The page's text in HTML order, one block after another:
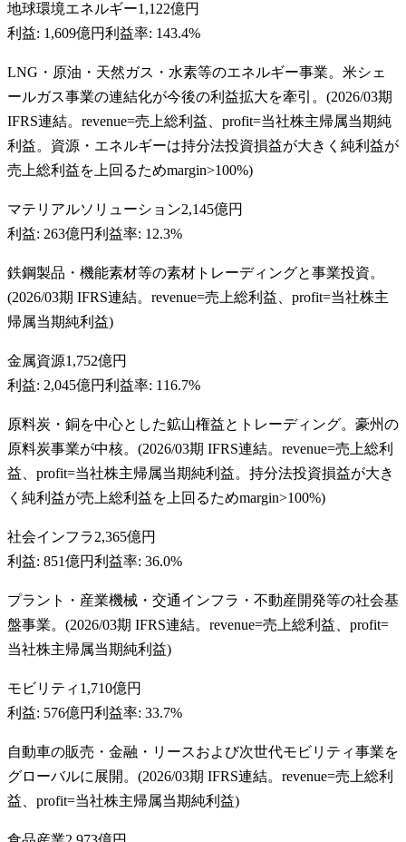
地球環境エネルギー1,122億円
利益: 1,609億円利益率: 143.4%
LNG・原油・天然ガス・水素等のエネルギー事業。米シェ
ールガス事業の連結化が今後の利益拡大を牽引。(2026/03期
IFRS連結。revenue=売上総利益、profit=当社株主帰属当期純
利益。資源・エネルギーは持分法投資損益が大きく純利益が
売上総利益を上回るためmargin>100%)
マテリアルソリューション2,145億円
利益: 263億円利益率: 12.3%
鉄鋼製品・機能素材等の素材トレーディングと事業投資。
(2026/03期 IFRS連結。revenue=売上総利益、profit=当社株主
帰属当期純利益)
金属資源1,752億円
利益: 2,045億円利益率: 116.7%
原料炭・銅を中心とした鉱山権益とトレーディング。豪州の
原料炭事業が中核。(2026/03期 IFRS連結。revenue=売上総利
益、profit=当社株主帰属当期純利益。持分法投資損益が大き
く純利益が売上総利益を上回るためmargin>100%)
社会インフラ2,365億円
利益: 851億円利益率: 36.0%
プラント・産業機械・交通インフラ・不動産開発等の社会基
盤事業。(2026/03期 IFRS連結。revenue=売上総利益、profit=
当社株主帰属当期純利益)
モビリティ 1,710億円
利益: 576億円利益率: 33.7%
自動車の販売・金融・リースおよび次世代モビリティ事業を
グローバルに展開。(2026/03期 IFRS連結。revenue=売上総利
益、profit=当社株主帰属当期純利益)